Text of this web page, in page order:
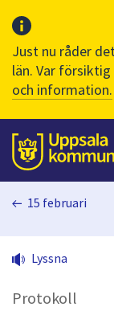
Just nu råder
län. Var
och information.
Till sidans
huvudinnehåll
15 februari
Lyssna
Protokoll